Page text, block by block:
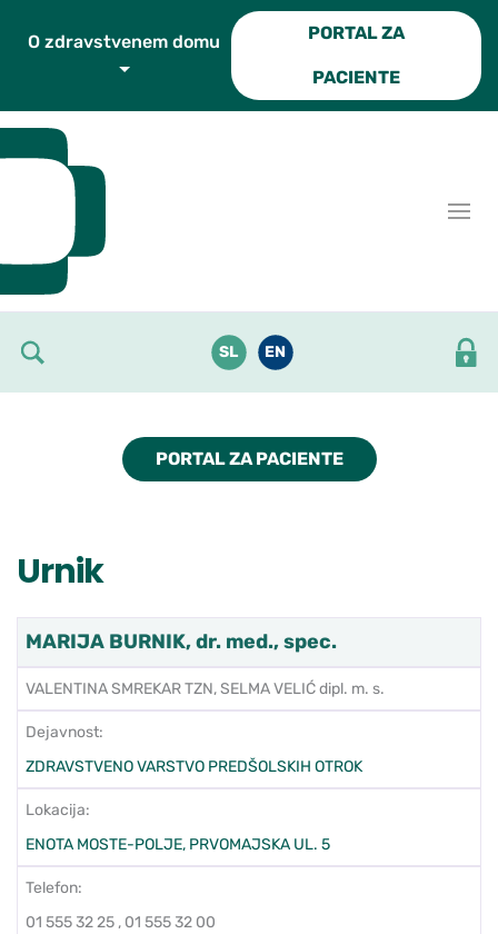
PORTAL ZA
PACIENTE
SL EN
PORTAL ZA PACIENTE
Urnik
MARIJA BURNIK, dr. med., spec.
VALENTINA SMREKAR TZN, SELMA VELIĆ dipl. m. s.
Dejavnost:
ZDRAVSTVENO VARSTVO PREDŠOLSKIH OTROK
Lokacija:
ENOTA MOSTE-POLJE, PRVOMAJSKA UL. 5
Telefon:
01 555 32 25 , 01 555 32 00